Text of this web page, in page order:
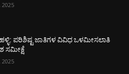
2025
ಪರಿಶಿಷ್ಟ ಜಾತಿಗಳ ವಿವಿಧ ಒಳಮೀಸಲಾತಿ
ಸಮೀಕ್ಷೆ
2025